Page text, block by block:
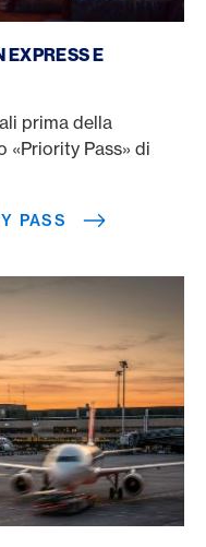
EXPRESS E
prima della
«Priority Pass» di
PASS